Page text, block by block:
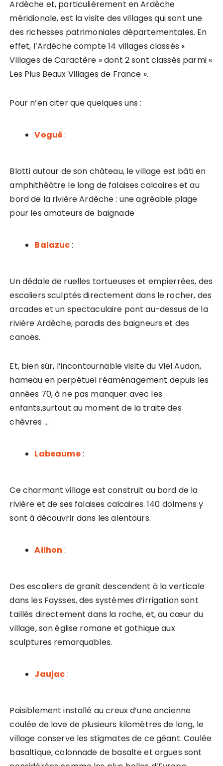
Ardèche et, particulièrement en Ardèche
méridionale, est la visite des villages qui sont une
des richesses patrimoniales départementales. En
effet, l’Ardèche compte 14 villages classés «
Villages de Caractère » dont 2 sont classés parmi «
Les Plus Beaux Villages de France ».
Pour n’en citer que quelques uns :
Voguë:
Blotti autour de son château, le village est bâti en
amphithéâtre le long de falaises calcaires et au
bord de la rivière Ardèche : une agréable plage
pour les amateurs de baignade
Balazuc:
Un dédale de ruelles tortueuses et empierrées, des
escaliers sculptés directement dans le rocher, des
arcades et un spectaculaire pont au-dessus de la
rivière Ardèche, paradis des baigneurs et des
canoës.
Et, bien sûr, l’incontournable visite du Viel Audon,
hameau en perpétuel réaménagement depuis les
années 70, à ne pas manquer avec les
enfants,surtout au moment de la traite des
chèvres …
Labeaume:
Ce charmant village est construit au bord de la
rivière et de ses falaises calcaires. 140 dolmens y
sont à découvrir dans les alentours.
Ailhon :
Des escaliers de granit descendent à la verticale
dans les Faysses, des systèmes d’irrigation sont
taillés directement dans la roche, et, au cœur du
village, son église romane et gothique aux
sculptures remarquables.
Jaujac :
Paisiblement installé au creux d’une ancienne
coulée de lave de plusieurs kilomètres de long, le
village conserve les stigmates de ce géant. Coulée
basaltique, colonnade de basalte et orgues sont